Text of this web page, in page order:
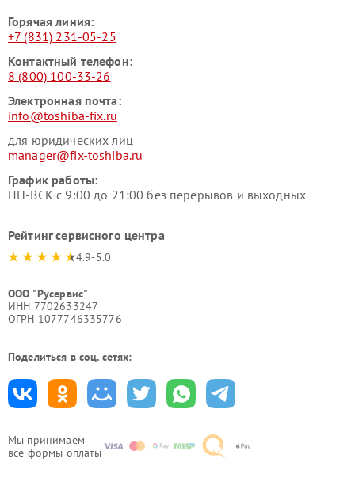
Мы принимаем
все формы оплаты
Горячая линия:
+7 (831) 231-05-25
Контактный телефон:
8 (800) 100-33-26
Электронная почта:
info@toshiba-fix.ru
для юридических лиц
manager@fix-toshiba.ru
График работы:
ПН-ВСК с 9:00 до 21:00 без перерывов и выходных
Рейтинг сервисного центра
4.9-5.0
ООО "Русервис"
ИНН 7702633247
ОГРН 1077746335776
Поделиться в соц. сетях: